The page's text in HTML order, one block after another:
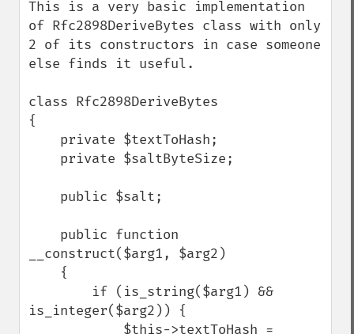
This is a very basic implementation
of Rfc2898DeriveBytes class with only
2 of its constructors in case someone
else finds it useful.
class Rfc2898DeriveBytes
{
__construct($arg1, $arg2)
is_integer($arg2)) {